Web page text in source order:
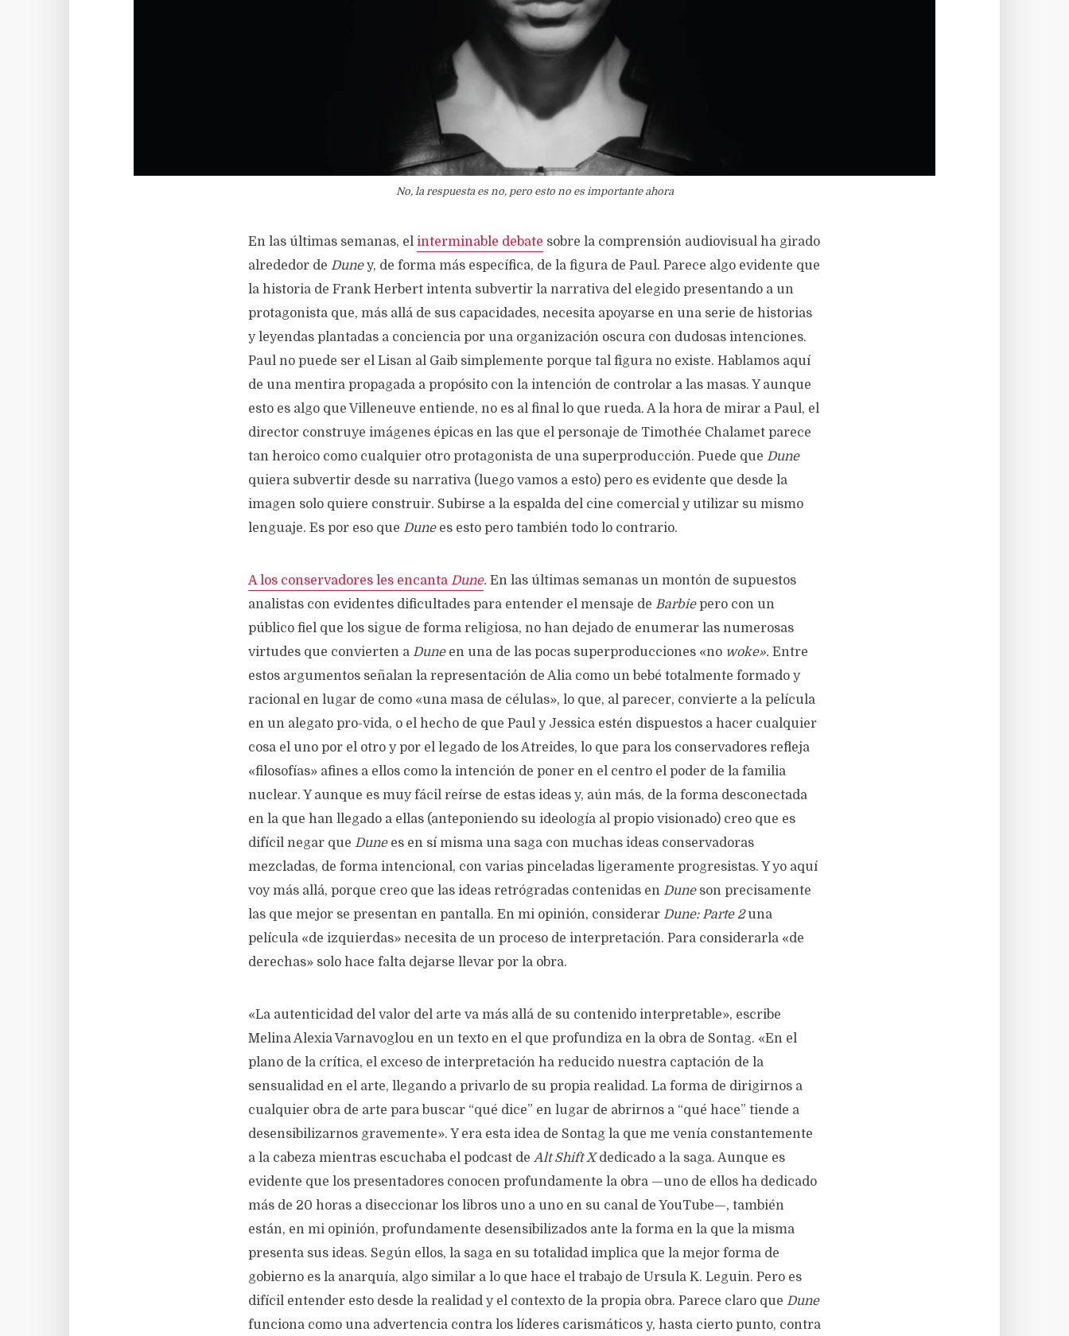
No, la respuesta es no, pero esto no es importante ahora
En las últimas semanas, el interminable debate sobre la comprensión audiovisual ha girado
alrededor de Duney, de forma más específica, de la figura de Paul. Parece algo evidente que
la historia de Frank Herbert intenta subvertir la narrativa del elegido presentando a un
protagonista que, más allá de sus capacidades, necesita apoyarse en una serie de historias
y leyendas plantadas a conciencia por una organización oscura con dudosas intenciones.
Paul no puede ser el Lisan al Gaib simplemente porque tal figura no existe. Hablamos aquí
de una mentira propagada a propósito con la intención de controlar a las masas. Y aunque
esto es algo que Villeneuve entiende, no es al final lo que rueda. A la hora de mirar a Paul, el
director construye imágenes épicas en las que el personaje de Timothée Chalamet parece
tan heroico como cualquier otro protagonista de una superproducción. Puede que Dune
quiera subvertir desde su narrativa (luego vamos a esto) pero es evidente que desde la
imagen solo quiere construir. Subirse a la espalda del cine comercial y utilizar su mismo
lenguaje. Es por eso que Dunees esto pero también todo lo contrario.
A los conservadores les encanta Dune. En las últimas semanas un montón de supuestos
analistas con evidentes dificultades para entender el mensaje de Barbiepero con un
público fiel que los sigue de forma religiosa, no han dejado de enumerar las numerosas
virtudes que convierten a Duneen una de las pocas superproducciones «no woke». Entre
estos argumentos señalan la representación de Alia como un bebé totalmente formado y
racional en lugar de como «una masa de células», lo que, al parecer, convierte a la película
en un alegato pro-vida, o el hecho de que Paul y Jessica estén dispuestos a hacer cualquier
cosa el uno por el otro y por el legado de los Atreides, lo que para los conservadores refleja
«filosofías» afines a ellos como la intención de poner en el centro el poder de la familia
nuclear. Y aunque es muy fácil reírse de estas ideas y, aún más, de la forma desconectada
en la que han llegado a ellas (anteponiendo su ideología al propio visionado) creo que es
difícil negar que Dune es en sí misma una saga con muchas ideas conservadoras
mezcladas, de forma intencional, con varias pinceladas ligeramente progresistas. Y yo aquí
voy más allá, porque creo que las ideas retrógradas contenidas en Duneson precisamente
las que mejor se presentan en pantalla. En mi opinión, considerar Dune: Parte 2una
película «de izquierdas» necesita de un proceso de interpretación. Para considerarla «de
derechas» solo hace falta dejarse llevar por la obra.
«La autenticidad del valor del arte va más allá de su contenido interpretable», escribe
Melina Alexia Varnavoglou en un texto en el que profundiza en la obra de Sontag. «En el
plano de la crítica, el exceso de interpretación ha reducido nuestra captación de la
sensualidad en el arte, llegando a privarlo de su propia realidad. La forma de dirigirnos a
cualquier obra de arte para buscar “qué dice” en lugar de abrirnos a “qué hace” tiende a
desensibilizarnos gravemente». Y era esta idea de Sontag la que me venía constantemente
a la cabeza mientras escuchaba el podcast de Alt Shift Xdedicado a la saga. Aunque es
evidente que los presentadores conocen profundamente la obra —uno de ellos ha dedicado
más de 20 horas a diseccionar los libros uno a uno en su canal de YouTube—, también
están, en mi opinión, profundamente desensibilizados ante la forma en la que la misma
presenta sus ideas. Según ellos, la saga en su totalidad implica que la mejor forma de
gobierno es la anarquía, algo similar a lo que hace el trabajo de Ursula K. Leguin. Pero es
difícil entender esto desde la realidad y el contexto de la propia obra. Parece claro que Dune
funciona como una advertencia contra los líderes carismáticos y, hasta cierto punto, contra